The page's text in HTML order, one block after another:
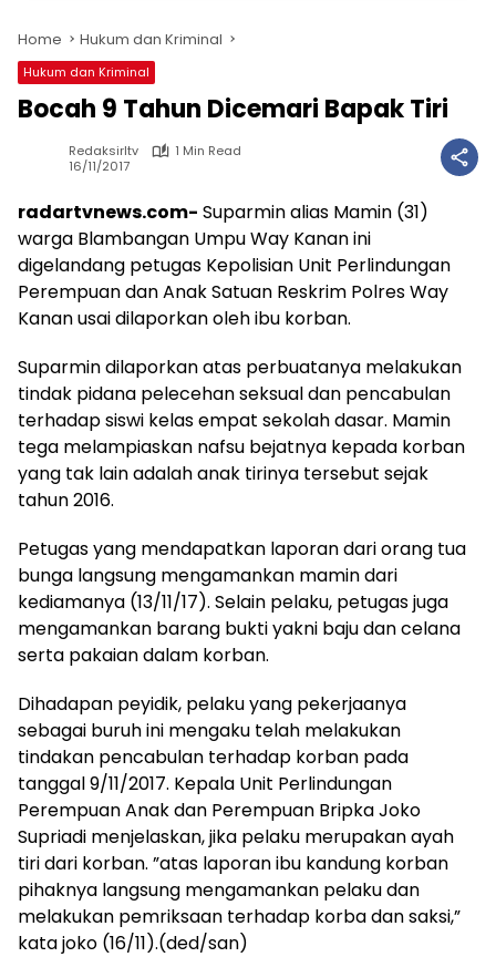
Home Hukum dan Kriminal
Hukum dan Kriminal
Bocah 9 Tahun Dicemari Bapak Tiri
Redaksirltv
1 Min Read
16/11/2017
radartvnews.com- Suparmin alias Mamin (31)
warga Blambangan Umpu Way Kanan ini
digelandang petugas Kepolisian Unit Perlindungan
Perempuan dan Anak Satuan Reskrim Polres Way
Kanan usai dilaporkan oleh ibu korban.
Suparmin dilaporkan atas perbuatanya melakukan
tindak pidana pelecehan seksual dan pencabulan
terhadap siswi kelas empat sekolah dasar. Mamin
tega melampiaskan nafsu bejatnya kepada korban
yang tak lain adalah anak tirinya tersebut sejak
tahun 2016.
Petugas yang mendapatkan laporan dari orang tua
bunga langsung mengamankan mamin dari
kediamanya (13/11/17). Selain pelaku, petugas juga
mengamankan barang bukti yakni baju dan celana
serta pakaian dalam korban.
Dihadapan peyidik, pelaku yang pekerjaanya
sebagai buruh ini mengaku telah melakukan
tindakan pencabulan terhadap korban pada
tanggal 9/11/2017. Kepala Unit Perlindungan
Perempuan Anak dan Perempuan Bripka Joko
Supriadi menjelaskan, jika pelaku merupakan ayah
tiri dari korban. ”atas laporan ibu kandung korban
pihaknya langsung mengamankan pelaku dan
melakukan pemriksaan terhadap korba dan saksi,”
kata joko (16/11).(ded/san)